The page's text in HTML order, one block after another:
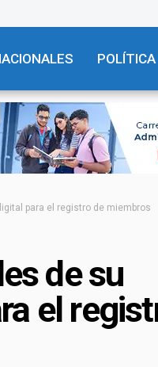
POLÍTICA
para el registro de miembros
de su
el